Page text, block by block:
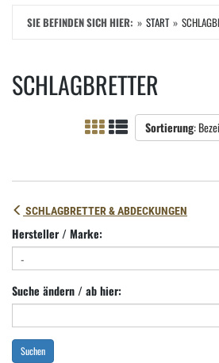
SIE BEFINDEN SICH HIER: START
SCHLAGBRETTER
Sortierung:
SCHLAGBRETTER & ABDECKUNGEN
Hersteller / Marke:
Suche ändern / ab hier:
Suchen